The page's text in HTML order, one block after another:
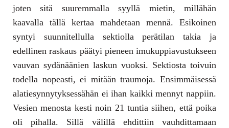
joten sitä suuremmalla syyllä mietin, millähän
kaavalla tällä kertaa mahdetaan mennä. Esikoinen
syntyi suunnitellulla sektiolla perätilan takia ja
edellinen raskaus päätyi pieneen imukuppiavustukseen
vauvan sydänäänien laskun vuoksi. Sektiosta toivuin
todella nopeasti, ei mitään traumoja. Ensimmäisessä
alatiesynnytyksessähän ei ihan kaikki mennyt nappiin.
Vesien menosta kesti noin 21 tuntia siihen, että poika
oli pihalla. Sillä välillä ehdittiin vauhdittamaan